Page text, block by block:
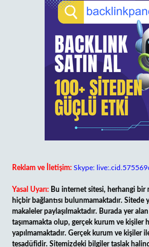
Reklam ve İletişim: Skype:
Yasal Uyarı: Bu internet sitesi, herhangi bir
hiçbir bağlantısı bulunmamaktadır. Sitede
makaleler paylaşılmaktadır. Burada yer
taşımamakta olup, gerçek kurum ve kişiler
yapılmamaktadır. Gerçek kurum ve kişiler
tesadüfidir. Sitemizdeki bilgiler taslak